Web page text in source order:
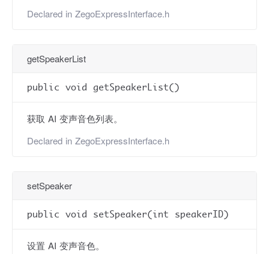
Declared in ZegoExpressInterface.h
getSpeakerList
public void getSpeakerList()
获取 AI 变声音色列表。
Declared in ZegoExpressInterface.h
setSpeaker
public void setSpeaker(int speakerID)
设置 AI 变声音色。